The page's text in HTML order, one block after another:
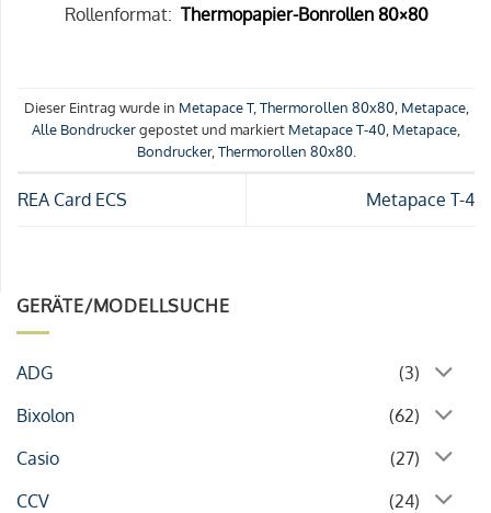
GERÄTE/MODELLSUCHE
ADG
(3)
Bixolon
(62)
Casio
(27)
CCV
(24)
Rollenformat: Thermopapier-Bonrollen 80×80
Dieser Eintrag wurde in Metapace T, Thermorollen 80x80, Metapace,
Alle Bondruckergepostet und markiert Metapace T-40 Metapace
Bondrucker, Thermorollen 80x80.
REA Card ECS Metapace T-4